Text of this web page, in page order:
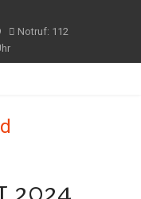
Notruf: 112
2024